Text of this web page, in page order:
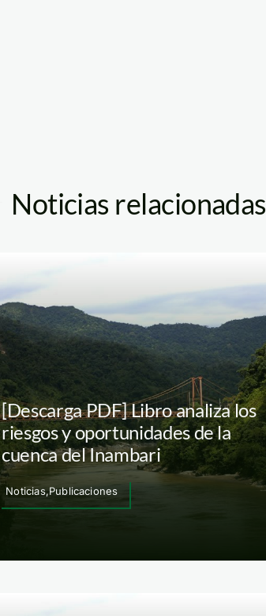
Noticias relacionadas
[Descarga PDF] Libro analiza los
riesgos y oportunidades de la
cuenca del Inambari
Noticias,Publicaciones